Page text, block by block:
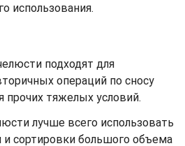
использования.
подходят для
операций по сносу
прочих тяжелых условий.
лучше всего использовать
и сортировки большого объема